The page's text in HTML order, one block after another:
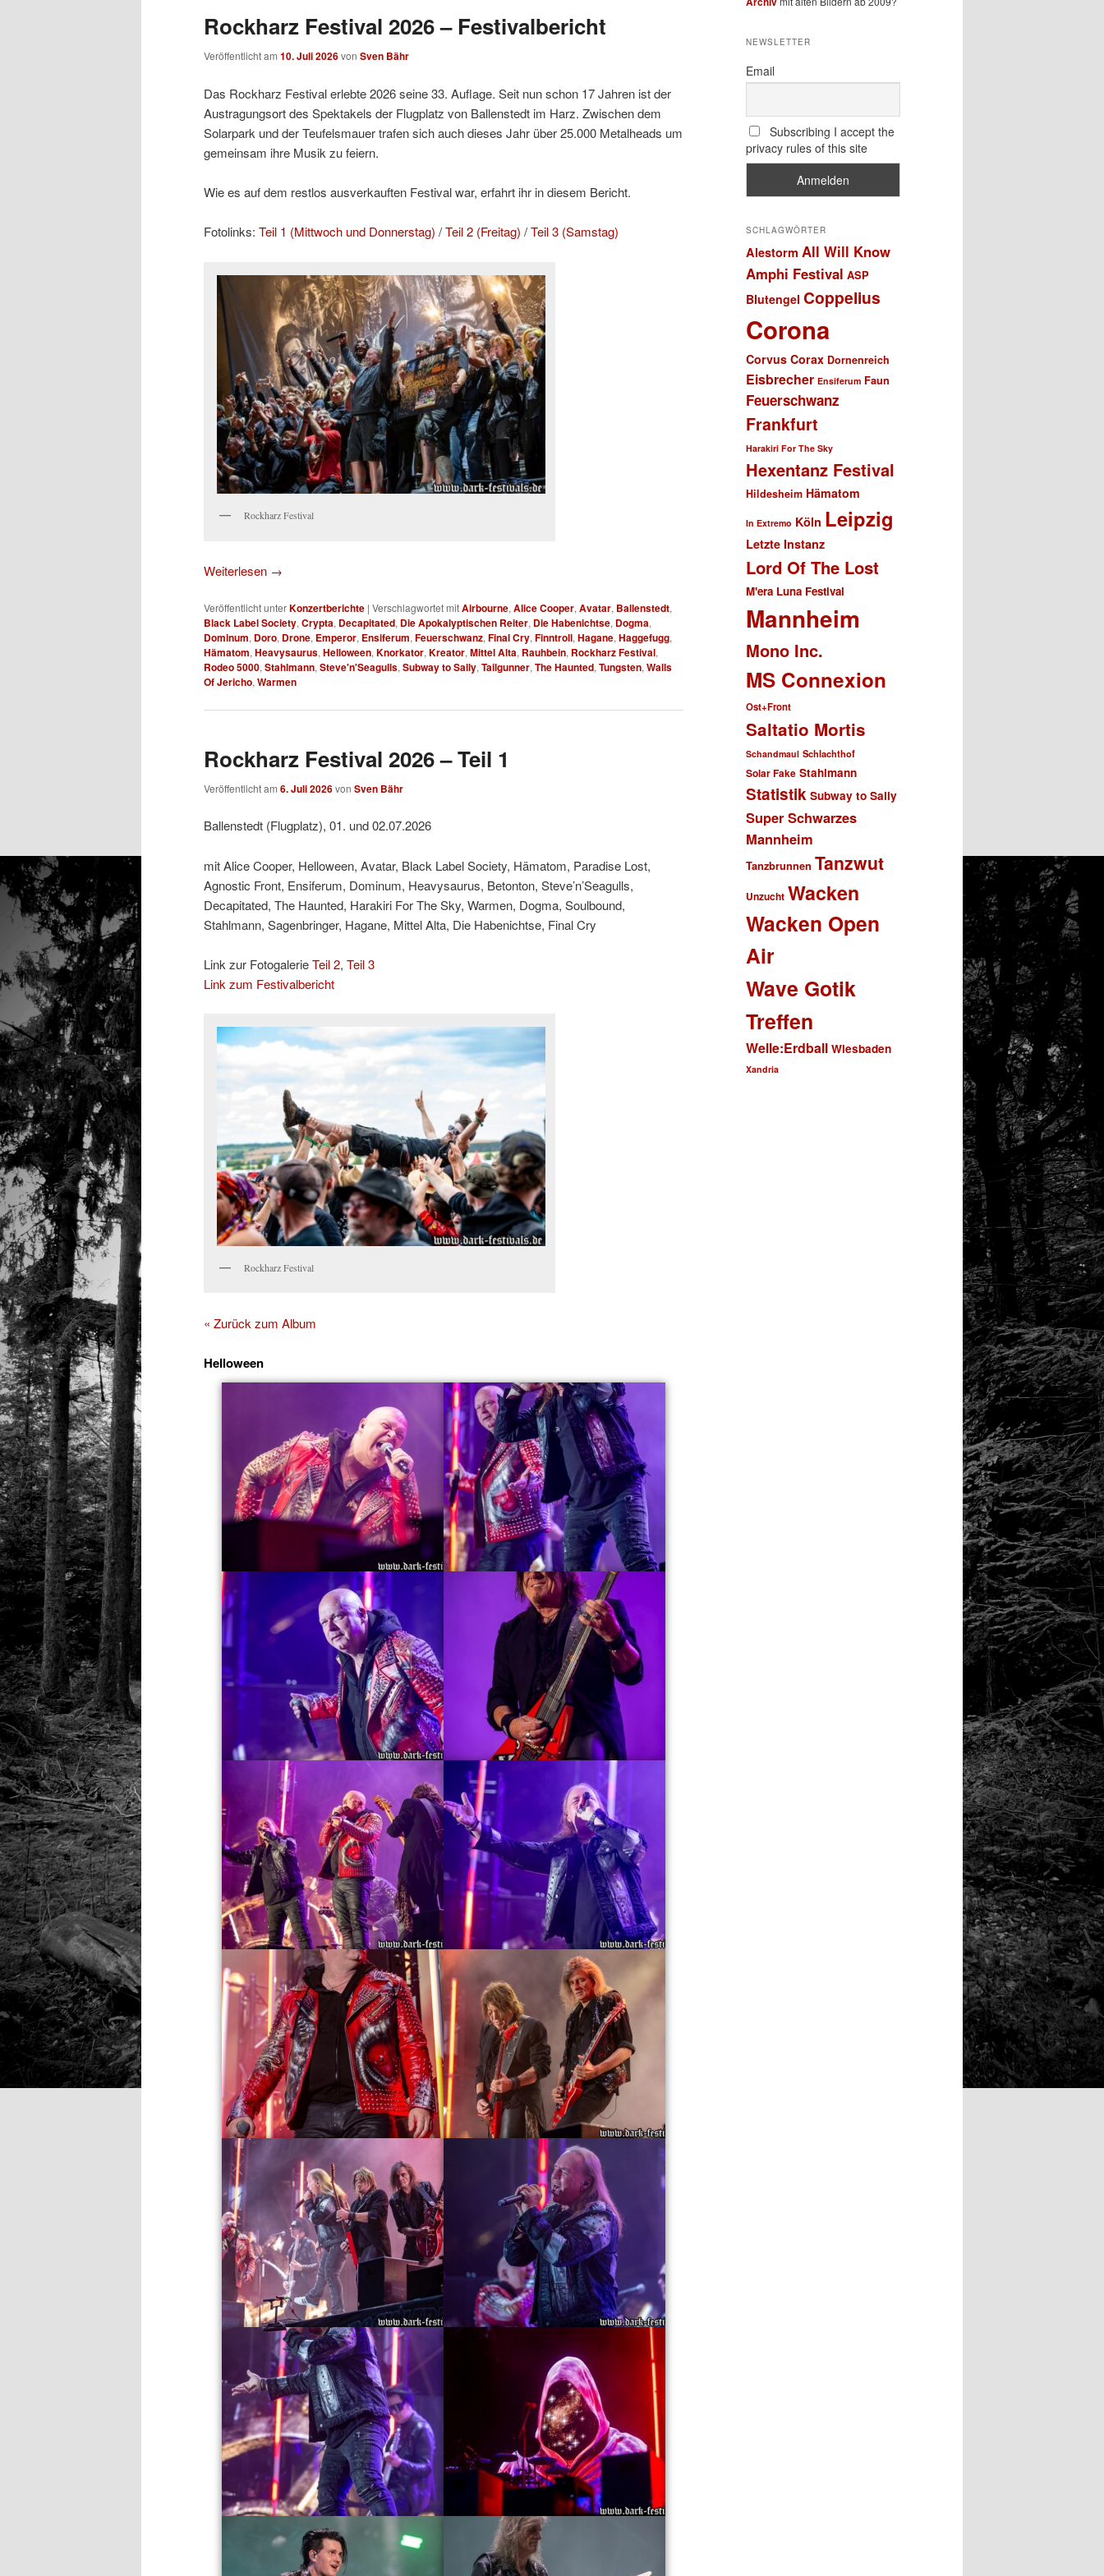
Rockharz Festival 2026 – Festivalbericht
Veröffentlicht am 10. Juli 2026von Sven Bähr
Das Rockharz Festival erlebte 2026 seine 33. Auflage. Seit nun schon 17 Jahren ist der
Austragungsort des Spektakels der Flugplatz von Ballenstedt im Harz. Zwischen dem
Solarpark und der Teufelsmauer trafen sich auch dieses Jahr über 25.000 Metalheads um
gemeinsam ihre Musik zu feiern.
Wie es auf dem restlos ausverkauften Festival war, erfahrt ihr in diesem Bericht.
Fotolinks: Teil 1 (Mittwoch und Donnerstag) /Teil 2 (Freitag) /Teil 3 (Samstag)
Rockharz Festival
Weiterlesen →
Veröffentlicht unterKonzertberichte | Verschlagwortet mitAirbourne, Alice Cooper, Avatar, Ballenstedt,
Black Label Society, Crypta, Decapitated, Die Apokalyptischen Reiter, Die Habenichtse, Dogma,
Dominum, Doro, Drone, Emperor, Ensiferum, Feuerschwanz, Final Cry, Finntroll, Hagane, Haggefugg,
Hämatom, Heavysaurus, Helloween, Knorkator, Kreator, Mittel Alta, Rauhbein, Rockharz Festival,
Rodeo 5000, Stahlmann, Steve'n'Seagulls, Subway to Sally, Tailgunner, The Haunted, Tungsten, Walls
Of Jericho, Warmen
Rockharz Festival 2026 – Teil 1
Veröffentlicht am 6. Juli 2026von Sven Bähr
Ballenstedt (Flugplatz), 01. und 02.07.2026
mit Alice Cooper, Helloween, Avatar, Black Label Society, Hämatom, Paradise Lost,
Agnostic Front, Ensiferum, Dominum, Heavysaurus, Betonton, Steve’n’Seagulls,
Decapitated, The Haunted, Harakiri For The Sky, Warmen, Dogma, Soulbound,
Stahlmann, Sagenbringer, Hagane, Mittel Alta, Die Habenichtse, Final Cry
Link zur FotogalerieTeil 2, Teil 3
Link zum Festivalbericht
Rockharz Festival
« Zurück zum Album
Helloween
NEWSLETTER
Email
Subscribing I accept the
privacy rules of this site
SCHLAGWÖRTER
Alestorm All Will Know
Amphi Festival ASP
Blutengel Coppelius
Corona
Corvus Corax Dornenreich
Eisbrecher Ensiferum Faun
Feuerschwanz
Frankfurt
Harakiri For The Sky
Hexentanz Festival
Hildesheim Hämatom
In Extremo Köln Leipzig
Letzte Instanz
Lord Of The Lost
M'era Luna Festival
Mannheim
Mono Inc.
MS Connexion
Ost+Front
Saltatio Mortis
Schandmaul Schlachthof
Solar Fake Stahlmann
Statistik Subway to Sally
Super Schwarzes
Mannheim
Tanzbrunnen Tanzwut
Unzucht Wacken
Wacken Open
Air
Wave Gotik
Treffen
Welle:Erdball Wiesbaden
Xandria